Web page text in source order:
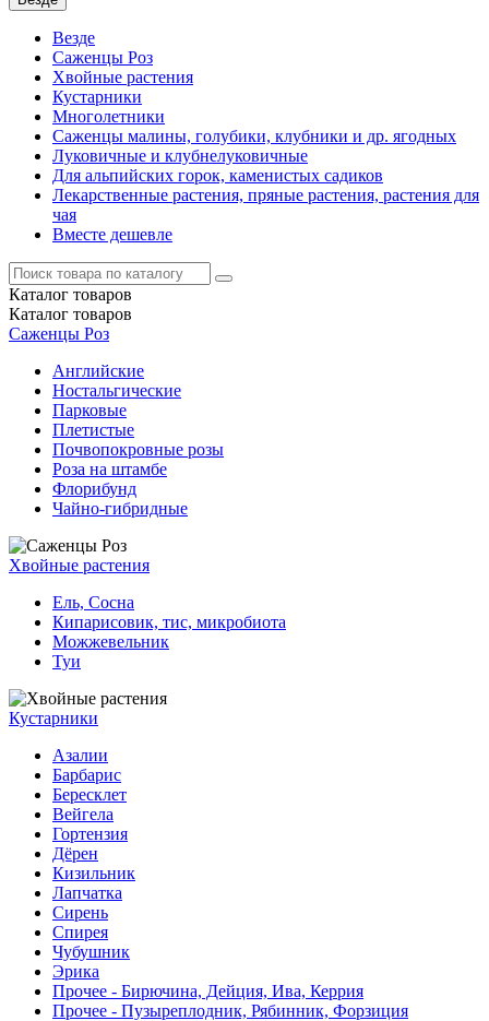
Везде
Саженцы Роз
Хвойные растения
Кустарники
Многолетники
Саженцы малины, голубики, клубники и др. ягодных
Луковичные и клубнелуковичные
Для альпийских горок, каменистых садиков
Лекарственные растения, пряные растения, растения для
чая
Вместе дешевле
Каталог товаров
Каталог товаров
Саженцы Роз
Английские
Ностальгические
Парковые
Плетистые
Почвопокровные розы
Роза на штамбе
Флорибунд
Чайно-гибридные
Хвойные растения
Ель, Сосна
Кипарисовик, тис, микробиота
Можжевельник
Туи
Кустарники
Азалии
Барбарис
Бересклет
Вейгела
Гортензия
Дёрен
Кизильник
Лапчатка
Сирень
Спирея
Чубушник
Эрика
Прочее - Бирючина, Дейция, Ива, Керрия
Прочее - Пузыреплодник, Рябинник, Форзиция